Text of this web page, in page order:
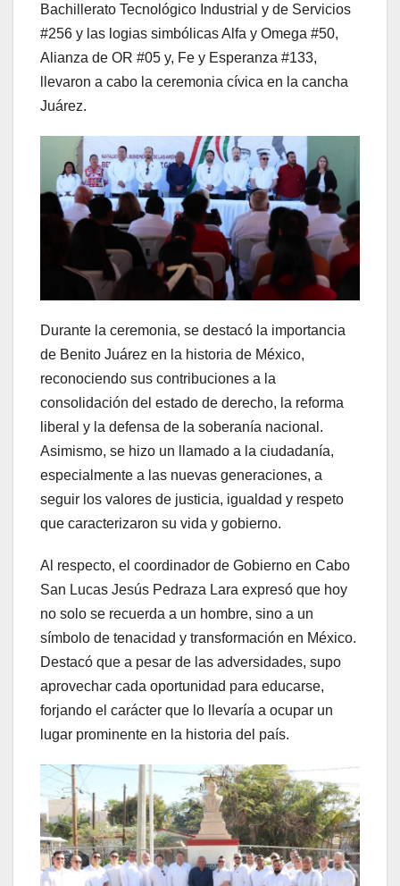
Bachillerato Tecnológico Industrial y de Servicios
#256 y las logias simbólicas Alfa y Omega #50,
Alianza de OR #05 y, Fe y Esperanza #133,
llevaron a cabo la ceremonia cívica en la cancha
Juárez.
Durante la ceremonia, se destacó la importancia
de Benito Juárez en la historia de México,
reconociendo sus contribuciones a la
consolidación del estado de derecho, la reforma
liberal y la defensa de la soberanía nacional.
Asimismo, se hizo un llamado a la ciudadanía,
especialmente a las nuevas generaciones, a
seguir los valores de justicia, igualdad y respeto
que caracterizaron su vida y gobierno.
Al respecto, el coordinador de Gobierno en Cabo
San Lucas Jesús Pedraza Lara expresó que hoy
no solo se recuerda a un hombre, sino a un
símbolo de tenacidad y transformación en México.
Destacó que a pesar de las adversidades, supo
aprovechar cada oportunidad para educarse,
forjando el carácter que lo llevaría a ocupar un
lugar prominente en la historia del país.